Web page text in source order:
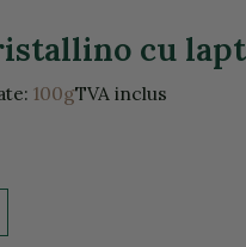
cu
100gTVA inclus